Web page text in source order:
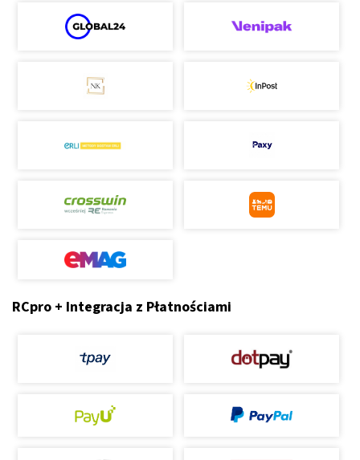
RCpro + Integracja z Płatnościami